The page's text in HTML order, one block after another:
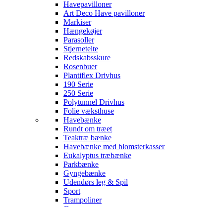
Havepavilloner
Art Deco Have pavilloner
Markiser
Hængekøjer
Parasoller
Stjernetelte
Redskabsskure
Rosenbuer
Plantiflex Drivhus
190 Serie
250 Serie
Polytunnel Drivhus
Folie væksthuse
Havebænke
Rundt om træet
Teaktræ bænke
Havebænke med blomsterkasser
Eukalyptus træbænke
Parkbænke
Gyngebænke
Udendørs leg & Spil
Sport
Trampoliner